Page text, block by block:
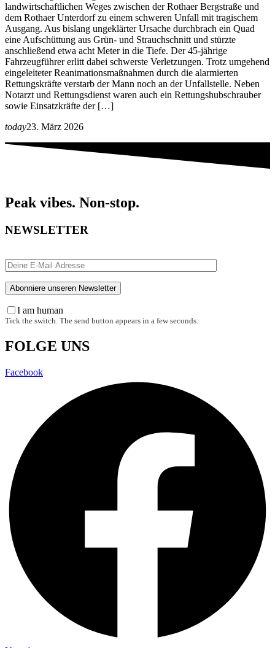
landwirtschaftlichen Weges zwischen der Rothaer Bergstraße und
dem Rothaer Unterdorf zu einem schweren Unfall mit tragischem
Ausgang. Aus bislang ungeklärter Ursache durchbrach ein Quad
eine Aufschüttung aus Grün- und Strauchschnitt und stürzte
anschließend etwa acht Meter in die Tiefe. Der 45-jährige
Fahrzeugführer erlitt dabei schwerste Verletzungen. Trotz umgehend
eingeleiteter Reanimationsmaßnahmen durch die alarmierten
Rettungskräfte verstarb der Mann noch an der Unfallstelle. Neben
Notarzt und Rettungsdienst waren auch ein Rettungshubschrauber
sowie Einsatzkräfte der […]
today23. März 2026
Peak vibes. Non-stop.
NEWSLETTER
I am human
Tick the switch. The send button appears in a few seconds.
FOLGE UNS
Facebook